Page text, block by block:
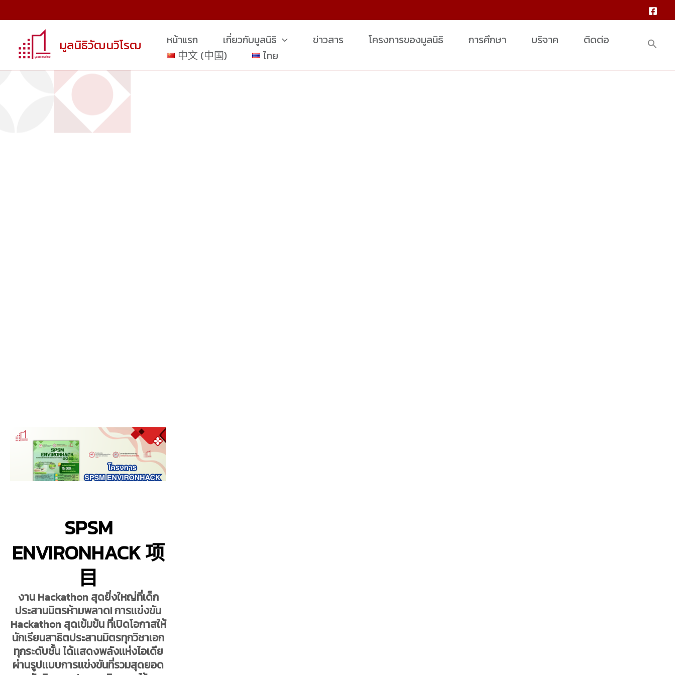
至
มูลนิธิวัฒนวิโรฒ หน้าแรก เกี่ยวกับมูลนิธิ ข่าวสาร โครงการของมูลนิธิ การศึกษา บริจาค
ติดต่อ
中文 (中国)
ไทย
搜
SPSM
ENVIRONHACK 项
目
งาน Hackathon สุดยิ่งใหญ่ที่เด็ก
ประสานมิตรห้ามพลาด! การเเข่งขัน
Hackathon สุดเข้มข้น ที่เปิดโอกาสให้
นักเรียนสาธิตประสานมิตรทุกวิชาเอก
ทุกระดับชั้น ได้เเสดงพลังเเห่งไอเดีย
ผ่านรูปเเบบการเเข่งขันที่รวมสุดยอด